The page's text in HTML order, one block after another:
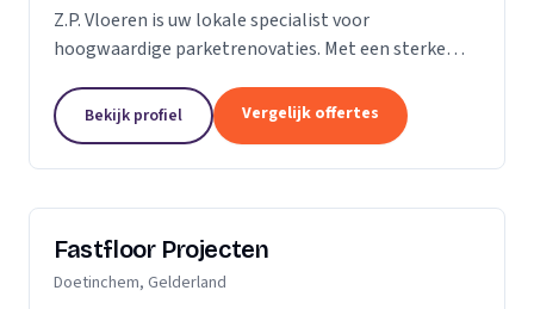
Z.P. Vloeren is uw lokale specialist voor
hoogwaardige parketrenovaties. Met een sterke
den Rijn en Gouda, bieden we onze diensten aan
zowel...
Bekijk profiel Vergelijk offertes
Fastfloor Projecten
Doetinchem, Gelderland